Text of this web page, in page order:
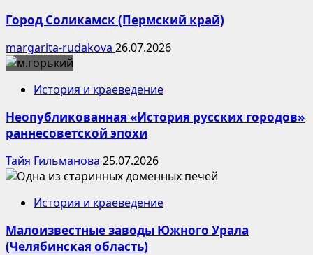
Город Соликамск (Пермский край)
margarita-rudakova 26.07.2026
История и краеведение
Неопубликованная «История русских городов»
раннесоветской эпохи
Тайя Гильманова 25.07.2026
История и краеведение
Малоизвестные заводы Южного Урала
(Челябинская область)